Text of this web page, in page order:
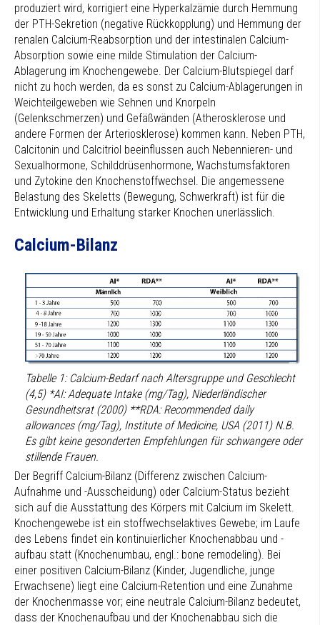
produziert wird, korrigiert eine Hyperkalzämie durch Hemmung
der PTH-Sekretion (negative Rückkopplung) und Hemmung der
renalen Calcium-Reabsorption und der intestinalen Calcium-
Absorption sowie eine milde Stimulation der Calcium-
Ablagerung im Knochengewebe. Der Calcium-Blutspiegel darf
nicht zu hoch werden, da es sonst zu Calcium-Ablagerungen in
Weichteilgeweben wie Sehnen und Knorpeln
(Gelenkschmerzen) und Gefäßwänden (Atherosklerose und
andere Formen der Arteriosklerose) kommen kann. Neben PTH,
Calcitonin und Calcitriol beeinflussen auch Nebennieren- und
Sexualhormone, Schilddrüsenhormone, Wachstumsfaktoren
und Zytokine den Knochenstoffwechsel. Die angemessene
Belastung des Skeletts (Bewegung, Schwerkraft) ist für die
Entwicklung und Erhaltung starker Knochen unerlässlich.
Calcium-Bilanz
Tabelle 1: Calcium-Bedarf nach Altersgruppe und Geschlecht
(4,5) *AI: Adequate Intake (mg/Tag), Niederländischer
Gesundheitsrat (2000) **RDA: Recommended daily
allowances (mg/Tag), Institute of Medicine, USA (2011) N.B.
Es gibt keine gesonderten Empfehlungen für schwangere oder
stillende Frauen.
Der Begriff Calcium-Bilanz (Differenz zwischen Calcium-
Aufnahme und -Ausscheidung) oder Calcium-Status bezieht
sich auf die Ausstattung des Körpers mit Calcium im Skelett.
Knochengewebe ist ein stoffwechselaktives Gewebe; im Laufe
des Lebens findet ein kontinuierlicher Knochenabbau und -
aufbau statt (Knochenumbau, engl.: bone remodeling). Bei
einer positiven Calcium-Bilanz (Kinder, Jugendliche, junge
Erwachsene) liegt eine Calcium-Retention und eine Zunahme
der Knochenmasse vor; eine neutrale Calcium-Bilanz bedeutet,
dass der Knochenaufbau und der Knochenabbau sich die